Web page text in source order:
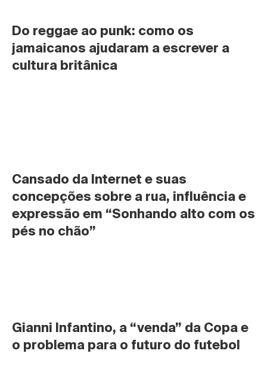
Do reggae ao punk: como os
jamaicanos ajudaram a escrever a
cultura britânica
Cansado da Internet e suas
concepções sobre a rua, influência e
expressão em “Sonhando alto com os
pés no chão”
Gianni Infantino, a “venda” da Copa e
o problema para o futuro do futebol